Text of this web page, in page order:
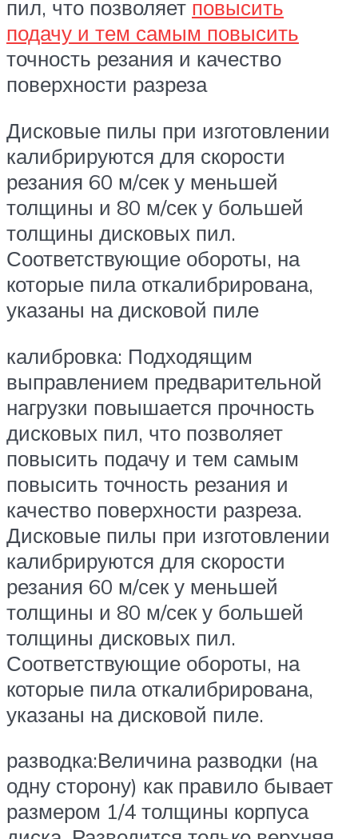
пил, что позволяет повысить
подачу и тем самым повысить
точность резания и качество
поверхности разреза
Дисковые пилы при изготовлении
калибрируются для скорости
резания 60 м/сек у меньшей
толщины и 80 м/сек у большей
толщины дисковых пил.
Соответствующие обороты, на
которые пила откалибрирована,
указаны на дисковой пиле
калибровка: Подходящим
выправлением предварительной
нагрузки повышается прочность
дисковых пил, что позволяет
повысить подачу и тем самым
повысить точность резания и
качество поверхности разреза.
Дисковые пилы при изготовлении
калибрируются для скорости
резания 60 м/сек у меньшей
толщины и 80 м/сек у большей
толщины дисковых пил.
Соответствующие обороты, на
которые пила откалибрирована,
указаны на дисковой пиле.
разводка:Величина разводки (на
одну сторону) как правило бывает
размером 1/4 толщины корпуса